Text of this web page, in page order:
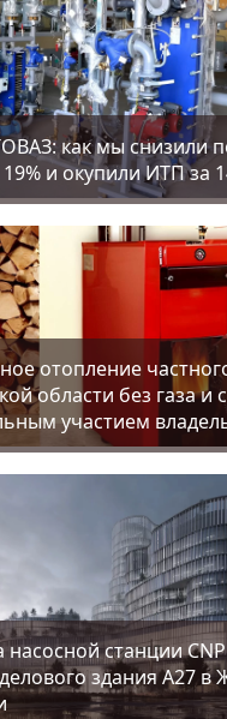
как мы снизили
и окупили ИТП за
отопление
области без газа и с
участием
насосной станции
здания А27 в